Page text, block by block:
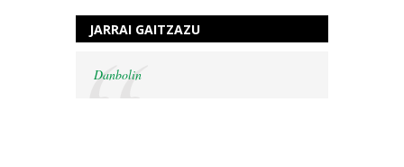
JARRAI GAITZAZU
Danbolin